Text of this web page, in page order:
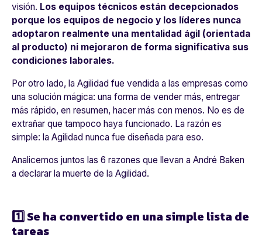
visión. Los equipos técnicos están decepcionados
porque los equipos de negocio y los líderes nunca
adoptaron realmente una mentalidad ágil (orientada
al producto) ni mejoraron de forma significativa sus
condiciones laborales.
Por otro lado, la Agilidad fue vendida a las empresas como
una solución mágica: una forma de vender más, entregar
más rápido, en resumen, hacer más con menos. No es de
extrañar que tampoco haya funcionado. La razón es
simple: la Agilidad nunca fue diseñada para eso.
Analicemos juntos las 6 razones que llevan a André Baken
a declarar la muerte de la Agilidad.
1️⃣ Se ha convertido en una simple lista de
tareas